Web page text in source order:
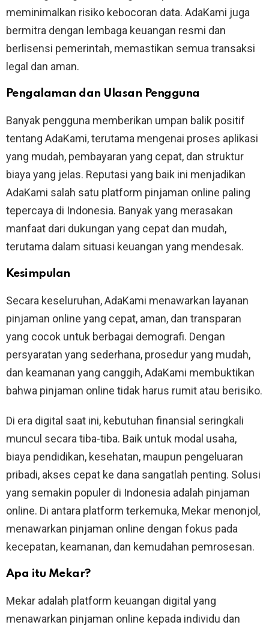
meminimalkan risiko kebocoran data. AdaKami juga
bermitra dengan lembaga keuangan resmi dan
berlisensi pemerintah, memastikan semua transaksi
legal dan aman.
Pengalaman dan Ulasan Pengguna
Banyak pengguna memberikan umpan balik positif
tentang AdaKami, terutama mengenai proses aplikasi
yang mudah, pembayaran yang cepat, dan struktur
biaya yang jelas. Reputasi yang baik ini menjadikan
AdaKami salah satu platform pinjaman online paling
tepercaya di Indonesia. Banyak yang merasakan
manfaat dari dukungan yang cepat dan mudah,
terutama dalam situasi keuangan yang mendesak.
Kesimpulan
Secara keseluruhan, AdaKami menawarkan layanan
pinjaman online yang cepat, aman, dan transparan
yang cocok untuk berbagai demografi. Dengan
persyaratan yang sederhana, prosedur yang mudah,
dan keamanan yang canggih, AdaKami membuktikan
bahwa pinjaman online tidak harus rumit atau berisiko.
Di era digital saat ini, kebutuhan finansial seringkali
muncul secara tiba-tiba. Baik untuk modal usaha,
biaya pendidikan, kesehatan, maupun pengeluaran
pribadi, akses cepat ke dana sangatlah penting. Solusi
yang semakin populer di Indonesia adalah pinjaman
online. Di antara platform terkemuka, Mekar menonjol,
menawarkan pinjaman online dengan fokus pada
kecepatan, keamanan, dan kemudahan pemrosesan.
Apa itu Mekar?
Mekar adalah platform keuangan digital yang
menawarkan pinjaman online kepada individu dan